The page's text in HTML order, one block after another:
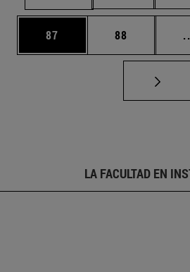
Página
87 Página
88
LA FACULTAD EN